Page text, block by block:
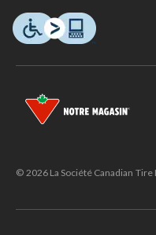
© 2026 La Société Canadian